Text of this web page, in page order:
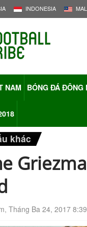
INDONESIA
NAM BÓNG ĐÁ ĐÔNG
khác
, Tháng Ba 24, 2017